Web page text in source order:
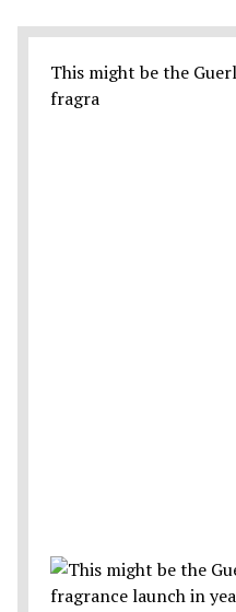
This might be the
fragra